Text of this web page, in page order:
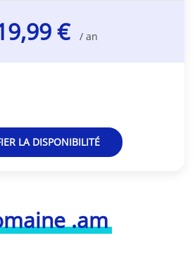
.am
€ / an
LA DISPONIBILITÉ